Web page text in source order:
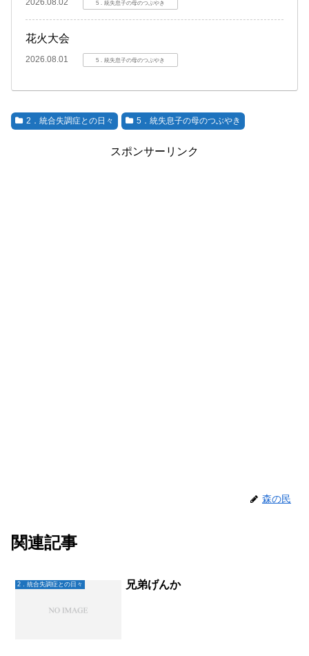
5．統失息子の母のつぶやき
花火大会
2026.08.01 5．統失息子の母のつぶやき
2．統合失調症との日々 5．統失息子の母のつぶやき
スポンサーリンク
森の民
関連記事
2．統合失調症との日々 兄弟げんか